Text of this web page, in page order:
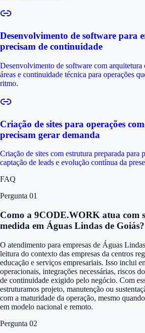
Desenvolvimento de software para
precisam de continuidade
Desenvolvimento de software com arquitetura
áreas e continuidade técnica para operações
ritmo.
Criação de sites para operações
precisam gerar demanda
Criação de sites com estrutura preparada para
captação de leads e evolução contínua da
FAQ
Pergunta 01
Como a 9CODE.WORK atua com
medida em Águas Lindas de Goiás?
O atendimento para empresas de Águas
leitura do contexto das empresas da centros
educação e serviços empresariais. Isso inclui
operacionais, integrações necessárias, riscos
de continuidade exigido pelo negócio. Com
estruturamos projeto, manutenção ou
com a maturidade da operação, mesmo
em modelo nacional e remoto.
Pergunta 02